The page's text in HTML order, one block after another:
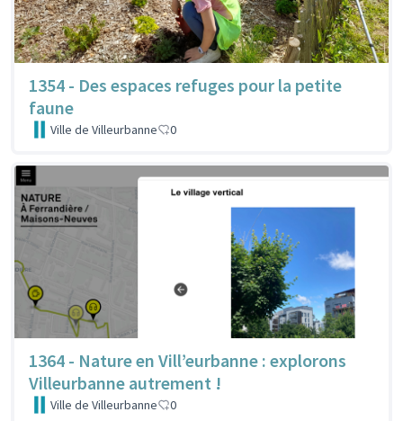
1354 - Des espaces refuges pour la petite
faune
Ville de Villeurbanne 0
1364 - Nature en Vill’eurbanne : explorons
Villeurbanne autrement !
Ville de Villeurbanne 0